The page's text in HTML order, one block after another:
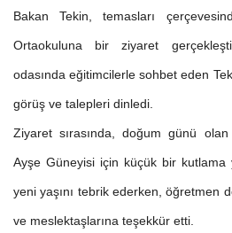
Bakan Tekin, temasları
Ortaokuluna bir ziyaret
odasında eğitimcilerle sohbet eden
görüş ve talepleri dinledi.
Ziyaret sırasında, doğum günü
Ayşe Güneyisi için küçük bir kutlama
yeni yaşını tebrik ederken, öğretmen
ve meslektaşlarına teşekkür etti.